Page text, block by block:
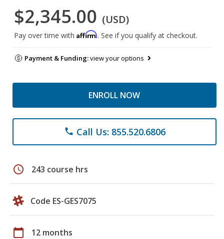
$2,345.00 (USD)
Pay over time with Affirm. See if you qualify at checkout.
Payment & Funding:view your options
ENROLL NOW
phone Call Us: 855.520.6806
schedule 243 course hrs
Code ES-GES7075
calendar_today 12 months